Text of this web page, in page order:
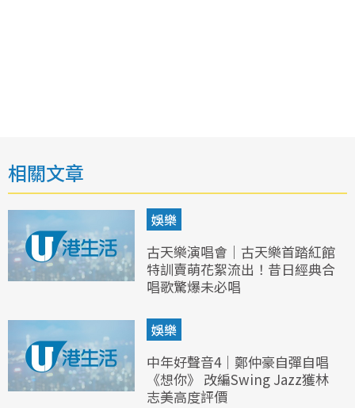
相關文章
娛樂
古天樂演唱會｜古天樂首踏紅館
特訓賣萌花絮流出！昔日經典合
唱歌驚爆未必唱
娛樂
中年好聲音4｜鄭仲豪自彈自唱
《想你》 改編Swing Jazz獲林
志美高度評價